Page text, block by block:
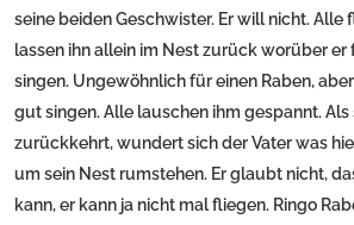
seine beiden Geschwister. Er will nicht. Alle
lassen ihn allein im Nest zurück worüber er
singen. Ungewöhnlich für einen Raben,
gut singen. Alle lauschen ihm gespannt. Als
zurückkehrt, wundert sich der Vater was
um sein Nest rumstehen. Er glaubt nicht,
kann, er kann ja nicht mal fliegen. Ringo